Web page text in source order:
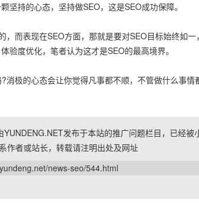
坚持的心态，坚持做SEO，这是SEO成功保障。
而表现在SEO方面，那就是要对SEO目标始终如一
度优化，笔者认为这才是SEO的最高境界。
极的心态会让你觉得凡事都不顺，不管做什么事情
发布于本站的推广问题栏目，已经被
作者或站长，转载请注明出处及网址
news-seo/544.html